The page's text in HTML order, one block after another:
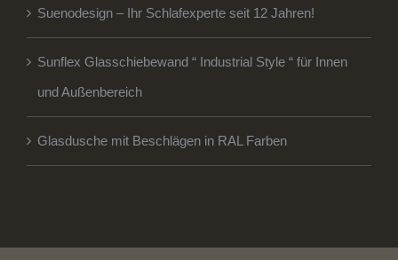
Suenodesign – Ihr Schlafexperte seit 12 Jahren!
Sunflex Glasschiebewand “ Industrial Style “ für Innen
und Außenbereich
Glasdusche mit Beschlägen in RAL Farben